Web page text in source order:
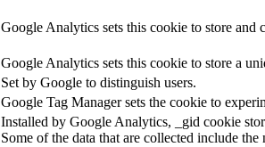
Google Analytics sets this cookie to store and
Google Analytics sets this cookie to store a
Set by Google to distinguish users.
Google Tag Manager sets the cookie to
Installed by Google Analytics, _gid cookie
Some of the data that are collected include